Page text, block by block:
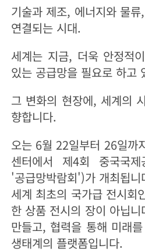
기술과 제조, 에너지와 물
연결되는 시대.
세계는 지금, 더욱 안정적
있는 공급망을 필요로 하고
그 변화의 현장에, 세계의
향합니다.
오는 6월 22일부터 26일까
센터에서 제4회 중국국제
'공급망박람회')가 개최됩
세계 최초의 국가급 전시회
한 상품 전시의 장이 아닙
만들고, 협력을 통해 미래
생태계의 플랫폼입니다.